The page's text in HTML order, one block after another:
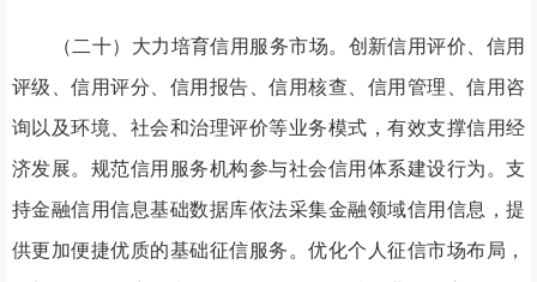
（二十）大力培育信用服务市场。创新信用评价、信用
评级、信用评分、信用报告、信用核查、信用管理、信用咨
询以及环境、社会和治理评价等业务模式，有效支撑信用经
济发展。规范信用服务机构参与社会信用体系建设行为。支
持金融信用信息基础数据库依法采集金融领域信用信息，提
供更加便捷优质的基础征信服务。优化个人征信市场布局，